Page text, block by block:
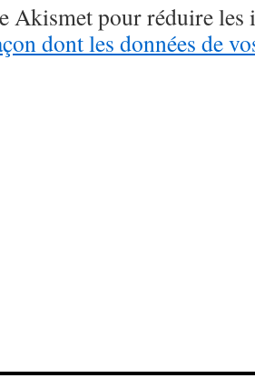
Akismet pour réduire les
dont les données de